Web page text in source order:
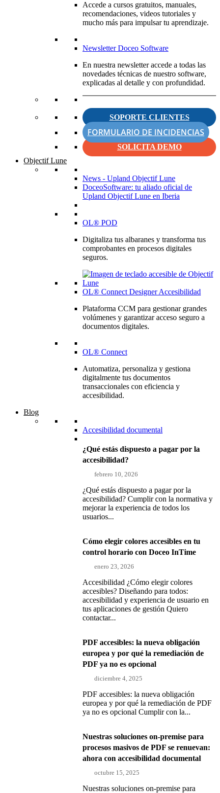
Accede a cursos gratuitos, manuales,
recomendaciones, videos tutoriales y
mucho más para impulsar tu aprendizaje.
Newsletter Doceo Software
En nuestra newsletter accede a todas las
novedades técnicas de nuestro software,
explicadas al detalle y con profundidad.
SOPORTE CLIENTES
FORMULARIO DE INCIDENCIAS
SOLICITA DEMO
Objectif Lune
News - Upland Objectif Lune
DoceoSoftware: tu aliado oficial de
Upland Objectif Lune en Iberia
OL® POD
Digitaliza tus albaranes y transforma tus
comprobantes en procesos digitales
seguros.
OL® Connect Designer Accesibilidad
Plataforma CCM para gestionar grandes
volúmenes y garantizar acceso seguro a
documentos digitales.
OL® Connect
Automatiza, personaliza y gestiona
digitalmente tus documentos
transaccionales con eficiencia y
accesibilidad.
Blog
Accesibilidad documental
¿Qué estás dispuesto a pagar por la
accesibilidad?
febrero 10, 2026
¿Qué estás dispuesto a pagar por la
accesibilidad? Cumplir con la normativa y
mejorar la experiencia de todos los
usuarios...
Cómo elegir colores accesibles en tu
control horario con Doceo InTime
enero 23, 2026
Accesibilidad ¿Cómo elegir colores
accesibles? Diseñando para todos:
accesibilidad y experiencia de usuario en
tus aplicaciones de gestión Quiero
contactar...
PDF accesibles: la nueva obligación
europea y por qué la remediación de
PDF ya no es opcional
diciembre 4, 2025
PDF accesibles: la nueva obligación
europea y por qué la remediación de PDF
ya no es opcional Cumplir con la...
Nuestras soluciones on-premise para
procesos masivos de PDF se renuevan:
ahora con accesibilidad documental
octubre 15, 2025
Nuestras soluciones on-premise para